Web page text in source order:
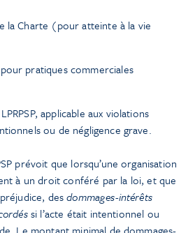
la Charte (pour atteinte à la vie
pratiques commerciales
applicable aux violations
ou de négligence grave.
prévoit que lorsqu’une organisation
à un droit conféré par la loi, et que
desdommages-intérêts
si l’acte était intentionnel ou